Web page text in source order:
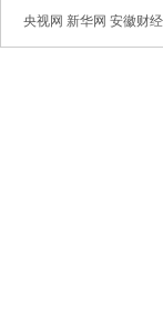
央视网 新华网 安徽财